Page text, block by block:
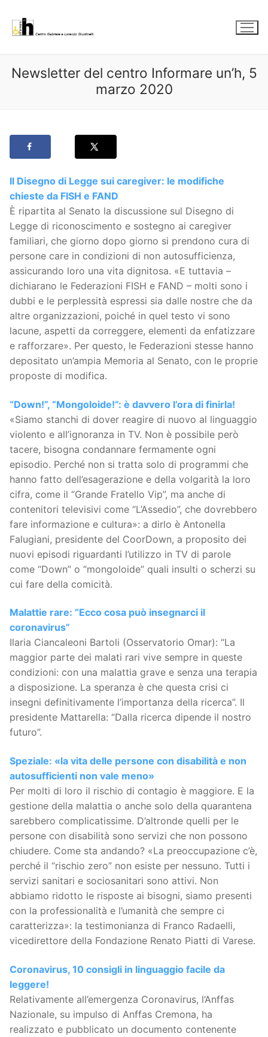
contenuto
Newsletter del centro Informare un’h, 5
marzo 2020
Il Disegno di Legge sui caregiver: le modifiche
chieste da FISH e FAND
È ripartita al Senato la discussione sul Disegno di
Legge di riconoscimento e sostegno ai caregiver
familiari, che giorno dopo giorno si prendono cura di
persone care in condizioni di non autosufficienza,
assicurando loro una vita dignitosa. «E tuttavia –
dichiarano le Federazioni FISH e FAND – molti sono i
dubbi e le perplessità espressi sia dalle nostre che da
altre organizzazioni, poiché in quel testo vi sono
lacune, aspetti da correggere, elementi da enfatizzare
e rafforzare». Per questo, le Federazioni stesse hanno
depositato un’ampia Memoria al Senato, con le proprie
proposte di modifica.
“Down!”, “Mongoloide!”: è davvero l’ora di finirla!
«Siamo stanchi di dover reagire di nuovo al linguaggio
violento e all’ignoranza in TV. Non è possibile però
tacere, bisogna condannare fermamente ogni
episodio. Perché non si tratta solo di programmi che
hanno fatto dell’esagerazione e della volgarità la loro
cifra, come il “Grande Fratello Vip”, ma anche di
contenitori televisivi come “L’Assedio”, che dovrebbero
fare informazione e cultura»: a dirlo è Antonella
Falugiani, presidente del CoorDown, a proposito dei
nuovi episodi riguardanti l’utilizzo in TV di parole
come “Down” o “mongoloide” quali insulti o scherzi su
cui fare della comicità.
Malattie rare: “Ecco cosa può insegnarci il
coronavirus”
Ilaria Ciancaleoni Bartoli (Osservatorio Omar): “La
maggior parte dei malati rari vive sempre in queste
condizioni: con una malattia grave e senza una terapia
a disposizione. La speranza è che questa crisi ci
insegni definitivamente l’importanza della ricerca”. Il
presidente Mattarella: “Dalla ricerca dipende il nostro
futuro”.
Speziale: «la vita delle persone con disabilità e non
autosufficienti non vale meno»
Per molti di loro il rischio di contagio è maggiore. E la
gestione della malattia o anche solo della quarantena
sarebbero complicatissime. D’altronde quelli per le
persone con disabilità sono servizi che non possono
chiudere. Come sta andando? «La preoccupazione c’è,
perché il “rischio zero” non esiste per nessuno. Tutti i
servizi sanitari e sociosanitari sono attivi. Non
abbiamo ridotto le risposte ai bisogni, siamo presenti
con la professionalità e l’umanità che sempre ci
caratterizza»: la testimonianza di Franco Radaelli,
vicedirettore della Fondazione Renato Piatti di Varese.
Coronavirus, 10 consigli in linguaggio facile da
leggere!
Relativamente all’emergenza Coronavirus, l’Anffas
Nazionale, su impulso di Anffas Cremona, ha
realizzato e pubblicato un documento contenente